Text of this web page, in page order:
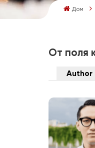
Дом
От поля
Author